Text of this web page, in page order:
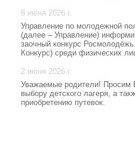
8 июня 2026 г.
Управление по молодежной
(далее – Управление)
заочный конкурс
Конкурс) среди физических
2 июня 2026 г.
Уважаемые родители! Просим
выбору детского лагеря, а
приобретению путевок.